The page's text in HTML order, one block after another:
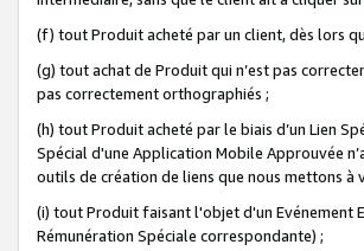
(f) tout Produit acheté par un client, dès lors
(g) tout achat de Produit qui n’est pas
pas correctement orthographiés ;
(h) tout Produit acheté par le biais d’un Lien
Spécial d'une Application Mobile Approuvée
outils de création de liens que nous mettons à
(i) tout Produit faisant l'objet d'un Evénement
Rémunération Spéciale correspondante) ;